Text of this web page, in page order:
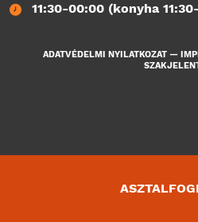
11:30-00:00 (konyha
ADATVÉDELMI NYILATKOZAT —